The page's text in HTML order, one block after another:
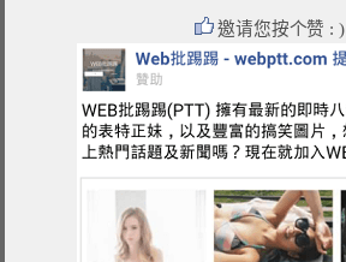
邀请您按个赞 : )